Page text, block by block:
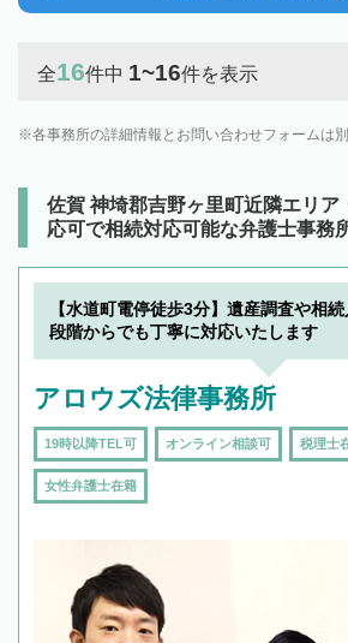
全16件中 1~16件を表示
各事務所の詳細情報とお問い合わせフォームは
佐賀 神埼郡吉野ヶ里町近隣エリア
応可で相続対応可能な弁護士事務
【水道町電停徒歩3分】遺産調査や相
段階からでも丁寧に対応いたします
アロウズ法律事務所
19時以降TEL可 オンライン相談可 税理士
女性弁護士在籍